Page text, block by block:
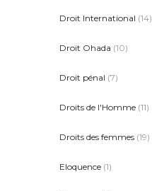
Droit International (14)
Droit Ohada (10)
Droit pénal (7)
Droits de l'Homme (11)
Droits des femmes (19)
Eloquence (1)